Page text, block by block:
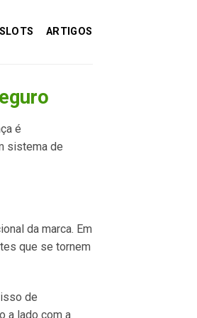
SLOTS ARTIGOS
é
sistema de
da marca. Em
que se tornem
de
a lado com a